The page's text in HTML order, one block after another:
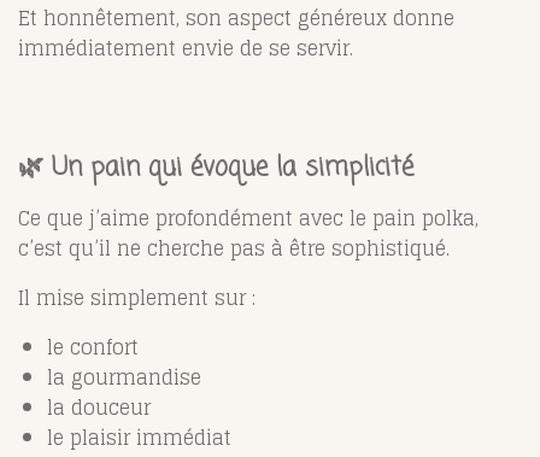
Et honnêtement, son aspect généreux donne
immédiatement envie de se servir.
🌿 Un pain qui évoque la simplicité
Ce que j’aime profondément avec le pain polka,
c’est qu’il ne cherche pas à être sophistiqué.
Il mise simplement sur :
le confort
la gourmandise
la douceur
le plaisir immédiat